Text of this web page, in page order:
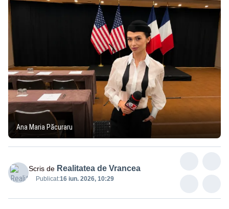
Ana Maria Păcuraru
Scris de Realitatea de Vrancea
Publicat:16 iun. 2026, 10:29